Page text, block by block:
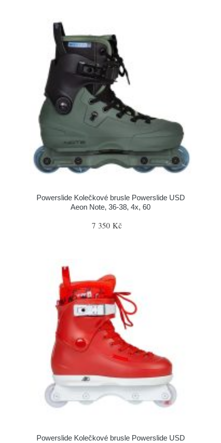
Powerslide Kolečkové brusle Powerslide USD
Aeon Note, 36-38, 4x, 60
7 350 Kč
Powerslide Kolečkové brusle Powerslide USD